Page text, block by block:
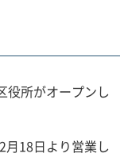
役所がオープンし
18日より営業し